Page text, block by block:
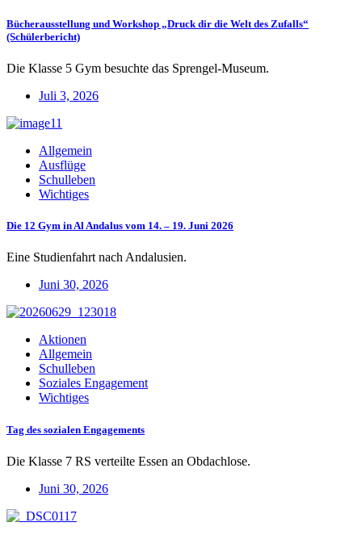
Bücherausstellung und Workshop „Druck dir die Welt des Zufalls“
(Schülerbericht)
Die Klasse 5 Gym besuchte das Sprengel-Museum.
Juli 3, 2026
Allgemein
Ausflüge
Schulleben
Wichtiges
Die 12 Gym in Al Andalus vom 14. – 19. Juni 2026
Eine Studienfahrt nach Andalusien.
Juni 30, 2026
Aktionen
Allgemein
Schulleben
Soziales Engagement
Wichtiges
Tag des sozialen Engagements
Die Klasse 7 RS verteilte Essen an Obdachlose.
Juni 30, 2026